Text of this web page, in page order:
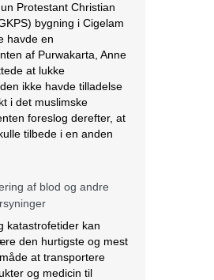
Protestant Christian
bygning i Cigelam
havde en
af Purwakarta, Anne
at lukke
ikke havde tilladelse
i det muslimske
foreslog derefter, at
tilbede i en anden
af blod og andre
katastrofetider kan
den hurtigste og mest
at transportere
og medicin til